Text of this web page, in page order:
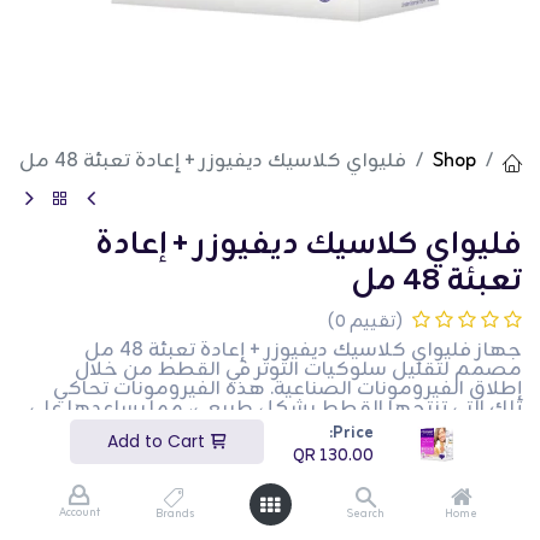
Price:
130.00
Home
Search
Brands
Account
Shop فليواي كلاسيك ديفيوزر + إعادة تعبئة 48 مل
فليواي كلاسيك ديفيوزر + إعادة
تعبئة 48 مل
(تقييم 0)
جهاز فليواي كلاسيك ديفيوزر + إعادة تعبئة 48 مل
مصمم لتقليل سلوكيات التوتر في القطط من خلال
إطلاق الفيرومونات الصناعية. هذه الفيرومونات تحاكي
تلك التي تنتجها القطط بشكل طبيعي، مما يساعدها على
الشعور بالأمان والراحة في المواقف المجهدة. مثالي
للقطط القلقة أو العدوانية، يساعد هذا المنتج في تقليل
سلوكيات مثل الخدش، الرش، والاختباء.
الفوائد الرئيسية:
يقلل من القلق لدى القطط*
يهدئ القطط العصبية أو الخائفة*